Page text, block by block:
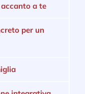
a te
per un